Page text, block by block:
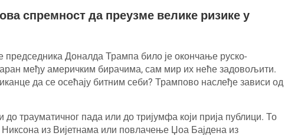
спремност да преузме велике ризике у
председника Доналда Трампа било је окончање руско-
међу америчким бирачима, сам мир их неће задовољити.
да се осећају битним себи? Трампово наслеђе зависи од
трауматичног пада или до тријумфа који прија публици. То
из Вијетнама или повлачење Џоа Бајдена из